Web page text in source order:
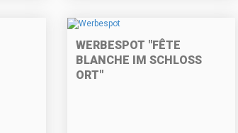
WERBESPOT "FÊTE
BLANCHE IM SCHLOSS
ORT"